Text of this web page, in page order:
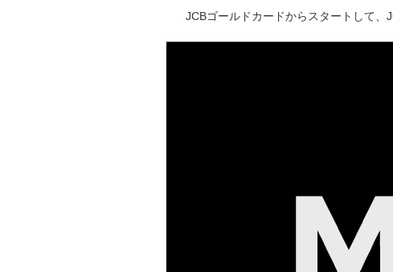
JCBゴールドカードからスタートして、